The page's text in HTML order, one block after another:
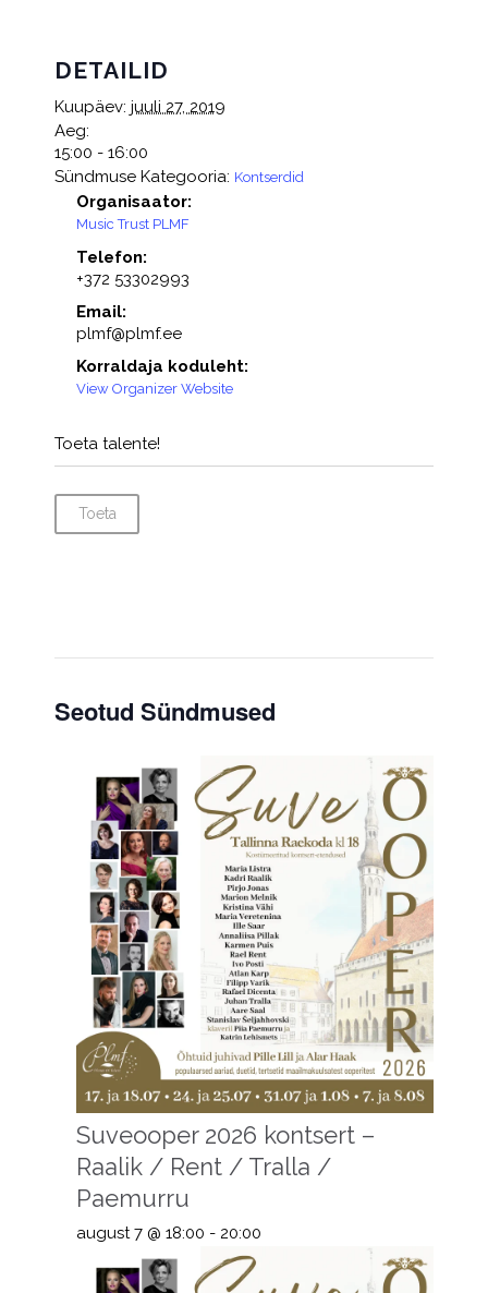
DETAILID
Kuupäev: juuli 27, 2019
Aeg:
15:00 - 16:00
Sündmuse Kategooria: Kontserdid
Organisaator:
Music Trust PLMF
Telefon:
+372 53302993
Email:
plmf@plmf.ee
Korraldaja koduleht:
View Organizer Website
Toeta talente!
Toeta
Seotud Sündmused
Suveooper 2026 kontsert –
Raalik / Rent / Tralla /
Paemurru
august 7 @ 18:00 - 20:00